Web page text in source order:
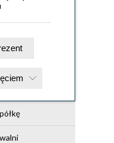
na prezent